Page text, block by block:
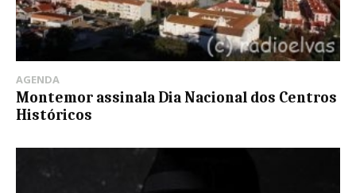
AGENDA
Montemor assinala Dia Nacional dos Centros
Históricos